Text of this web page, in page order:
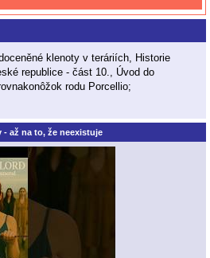
klenoty v teráriích, Historie
republice - část 10., Úvod do
rodu Porcellio;
až na to, že neexistuje